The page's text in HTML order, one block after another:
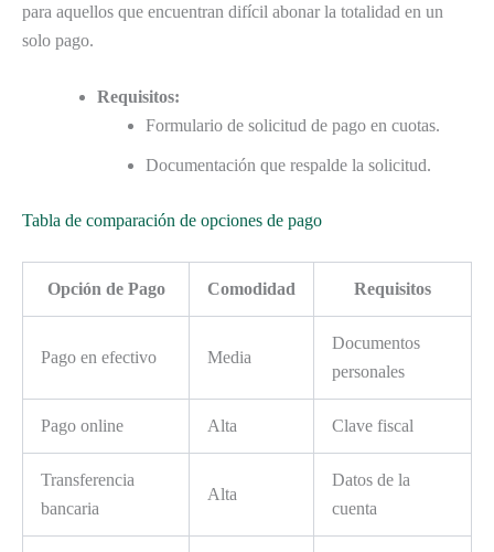
para aquellos que encuentran difícil abonar la totalidad en un
solo pago.
Requisitos:
Formulario de solicitud de pago en cuotas.
Documentación que respalde la solicitud.
Tabla de comparación de opciones de pago
Opción de Pago Comodidad Requisitos
Pago en efectivo Media
Documentos
personales
Pago online Alta Clave fiscal
Transferencia
bancaria
Alta
Datos de la
cuenta